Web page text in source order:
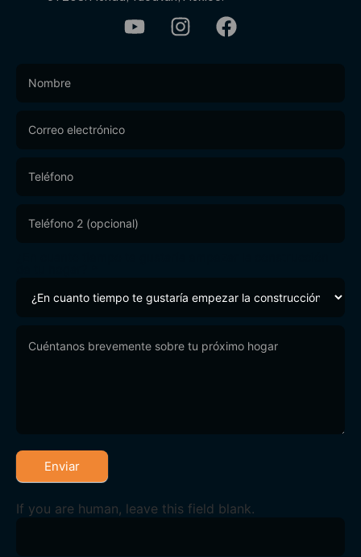
Form
Enviar
If you are human, leave this field blank.